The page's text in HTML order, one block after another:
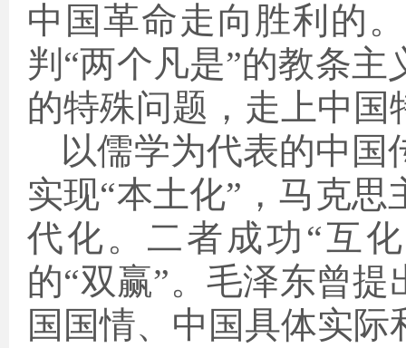
中国革命走向胜利的
判“两个凡是”的教条
的特殊问题，走上中国
以儒学为代表的中国
实现“本土化”，马克
代化。二者成功“互
的“双赢”。毛泽东曾
国国情、中国具体实